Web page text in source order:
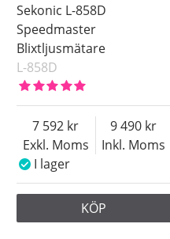
Sekonic L-858D
Speedmaster
Blixtljusmätare
L-858D
Exkl. Moms
7 592
Inkl. Moms
9 490
I lager
KÖP